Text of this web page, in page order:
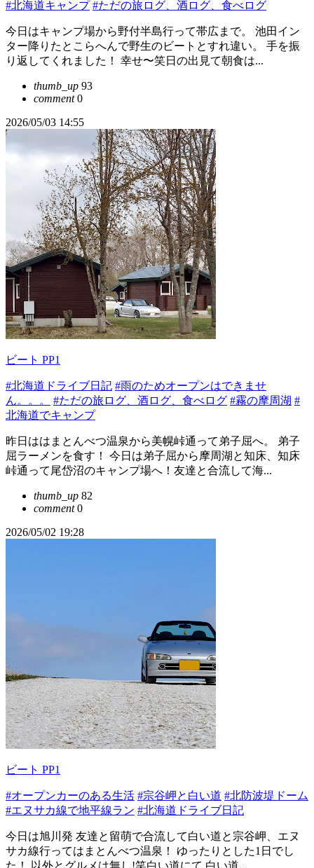
#北海道キャンプ #ただの旅ログ、酒ログ、食べログ
今日はキャンプ場から野付半島行って帯広まで。 池田イン
ター降りたとこらへんで野生のビートとすれ違い。 手を振
り返してくれました！ 幸せ〜笑日の出見て朝食は...
thumb_up 93
comment0
2026/05/03 14:55
ビート PP1
#北海道ドライブ日記 #雨のためオープンはできませ
ん。。。
#ただの旅ログ、酒ログ、食べログ #霧の摩周湖 #
北海道でキャンプ
昨日ははまとんべつ温泉から美幌峠通って弟子屈へ。 弟子
屈ラーメンを食す！ 今日は弟子屈から摩周湖と知床、知床
峠通って尾岱沼のキャンプ場へ！友達と合流して海...
thumb_up 82
comment0
2026/05/02 19:28
ビート PP1
#オープンカーのある生活 #宗谷岬と白い道 #北防波堤ドーム
#エヌサカ線で地平線ラン #北海道ドライブ日記
今日は旭川発 友達と留萌で合流して白い道と宗谷岬、エヌ
サカ線行ってはまとんべつ温泉！ ゆったりとした1日でし
た！ 以外とグルメは無し!笑白い道にて 白い道...